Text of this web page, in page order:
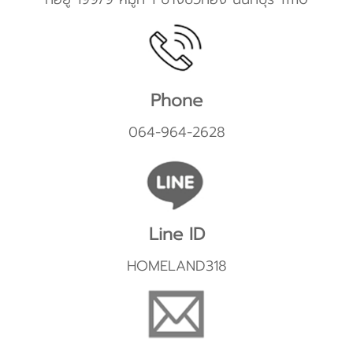
Phone
064-964-2628
Line ID
HOMELAND318